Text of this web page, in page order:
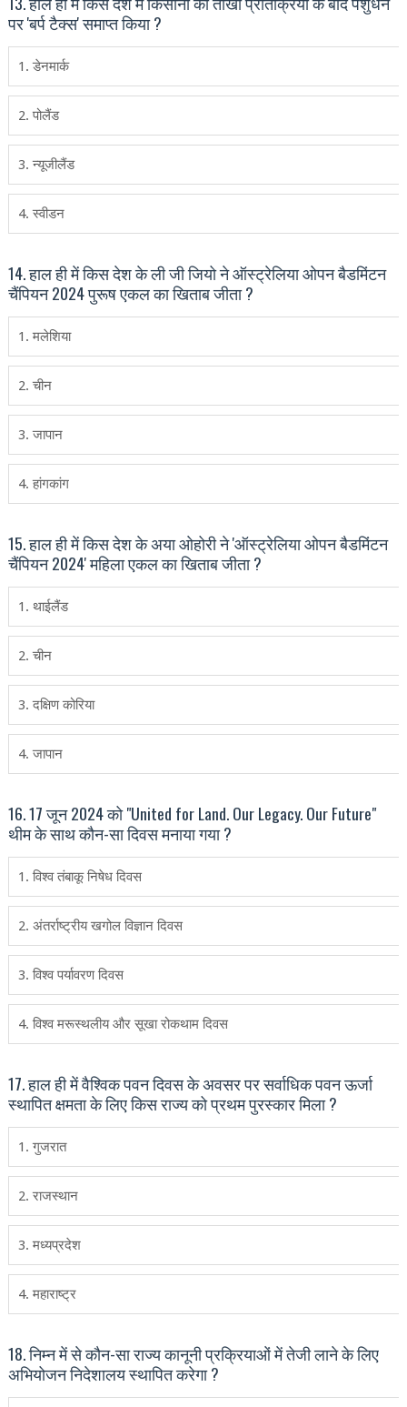
पर 'बर्प टैक्‍स' समाप्‍त किया ?
1. डेनमार्क
2. पोलैंड
3. न्‍यूजीलैंड
4. स्‍वीडन
14. हाल ही में किस देश के ली जी जियो ने ऑस्‍ट्रेलिया ओपन बैडमिंटन
चैंपियन 2024 पुरूष एकल का खिताब जीता ?
1. मलेशिया
2. चीन
3. जापान
4. हांगकांग
15. हाल ही में किस देश के अया ओहोरी ने 'ऑस्‍ट्रेलिया ओपन बैडमिंटन
चैंपियन 2024' महिला एकल का खिताब जीता ?
1. थाईलैंड
2. चीन
3. दक्षिण कोरिया
4. जापान
16. 17 जून 2024 को "United for Land. Our Legacy. Our Future"
थीम के साथ कौन-सा दिवस मनाया गया ?
1. विश्‍व तंबाकू निषेध दिवस
2. अंतर्राष्ट्रीय खगोल विज्ञान दिवस
3. विश्‍व पर्यावरण दिवस
4. विश्‍व मरूस्‍थलीय और सूखा रोकथाम दिवस
17. हाल ही में वैश्विक पवन दिवस के अवसर पर सर्वाधिक पवन ऊर्जा
स्‍थापित क्षमता के लिए किस राज्‍य को प्रथम पुरस्‍कार मिला ?
1. गुजरात
2. राजस्‍थान
3. मध्‍यप्रदेश
4. महाराष्‍ट्र
18. निम्‍न में से कौन-सा राज्‍य कानूनी प्रक्रियाओं में तेजी लाने के लिए
अभियोजन निदेशालय स्‍थापित करेगा ?